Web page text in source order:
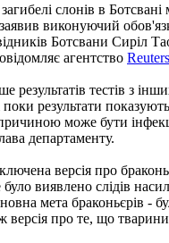
слонів в Ботсвані
виконуючий
Ботсвани Сиріл
агентство Reuters
результатів тестів з
результати
може бути
департаменту.
версія про
виявлено слідів
мета браконьєрів -
версія про те, що